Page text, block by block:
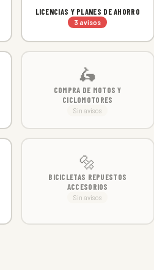
LICENCIAS Y PLANES DE AHORRO
3 avisos
🛵
COMPRA DE MOTOS Y
CICLOMOTORES
Sin avisos
🔩
BICICLETAS REPUESTOS
ACCESORIOS
Sin avisos